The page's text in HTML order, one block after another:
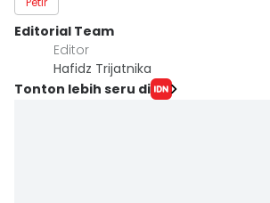
Editorial Team
Editor
Hafidz Trijatnika
Tonton lebih seru di